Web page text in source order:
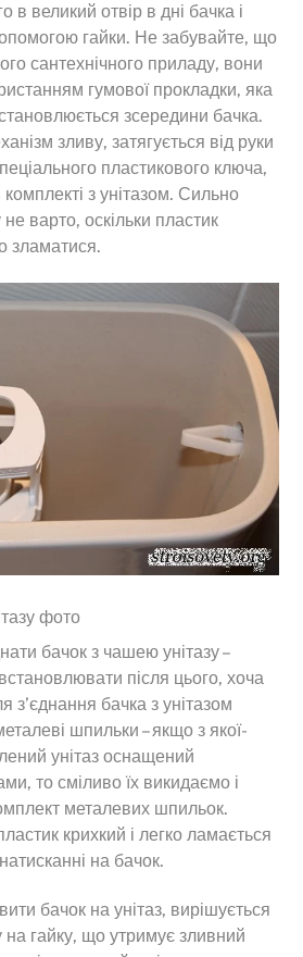
в великий отвір в дні бачка і
гайки. Не забувайте, що
сантехнічного приладу, вони
гумової прокладки, яка
зсередини бачка.
зливу, затягується від руки
пластикового ключа,
з унітазом. Сильно
варто, оскільки пластик
зламатися.
фото
бачок з чашею унітазу –
після цього, хоча
з’єднання бачка з унітазом
шпильки – якщо з якої-
унітаз оснащений
то сміливо їх викидаємо і
металевих шпильок.
крихкий і легко ламається
на бачок.
бачок на унітаз, вирішується
на гайку, що утримує зливний